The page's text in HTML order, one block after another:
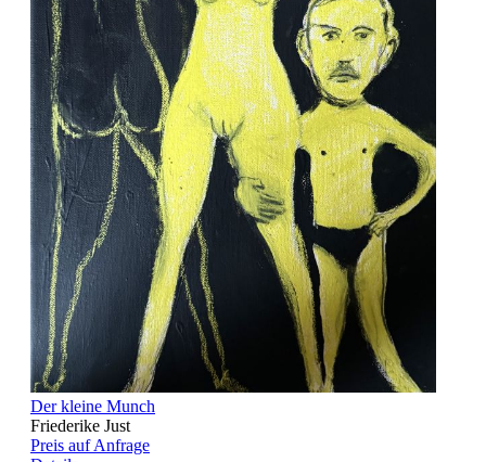
Der kleine Munch
Friederike Just
Preis auf Anfrage